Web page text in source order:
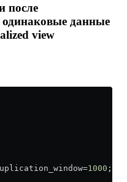
после
одинаковые данные
view
=1000 ;